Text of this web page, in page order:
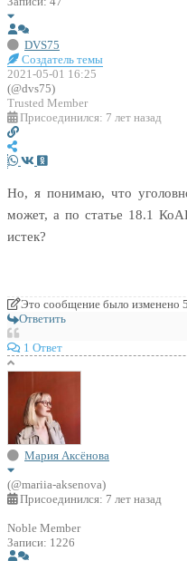
DVS75
Создатель темы
2021-05-01 16:25
(@dvs75)
Trusted Member
Присоединился: 7 лет назад
Но, я понимаю, что
может, а по статье 18.1
истек?
Это сообщение было изменено 5
Ответить
1 Ответ
Мария Аксёнова
(@mariia-aksenova)
Присоединился: 7 лет назад
Noble Member
Записи: 1226